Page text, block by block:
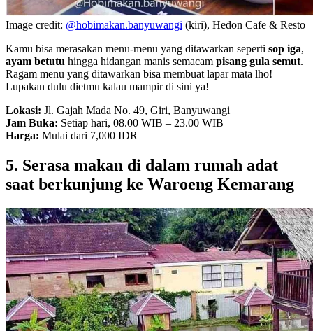
Image credit: @hobimakan.banyuwangi (kiri), Hedon Cafe & Resto
Kamu bisa merasakan menu-menu yang ditawarkan seperti sop iga,
ayam betutu hingga hidangan manis semacam pisang gula semut.
Ragam menu yang ditawarkan bisa membuat lapar mata lho!
Lupakan dulu dietmu kalau mampir di sini ya!
Lokasi: Jl. Gajah Mada No. 49, Giri, Banyuwangi
Jam Buka: Setiap hari, 08.00 WIB – 23.00 WIB
Harga: Mulai dari 7,000 IDR
5. Serasa makan di dalam rumah adat
saat berkunjung ke Waroeng Kemarang